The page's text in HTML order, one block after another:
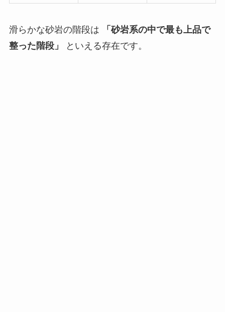
滑らかな砂岩の階段は
「砂岩系の中で最も上品で
整った階段」
といえる存在です。